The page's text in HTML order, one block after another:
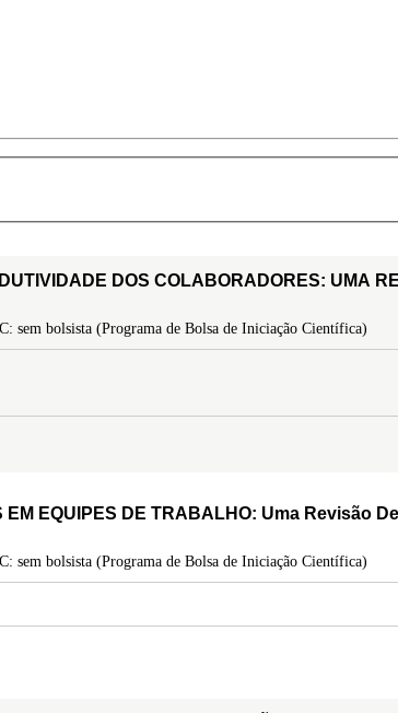
DOS COLABORADORES: UMA
sem bolsista (Programa de Bolsa de Iniciação Científica)
EM EQUIPES DE TRABALHO: Uma Revisão
sem bolsista (Programa de Bolsa de Iniciação Científica)